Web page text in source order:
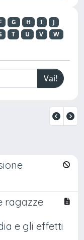
G H I
J
T U V
W
ragazze
e gli effetti